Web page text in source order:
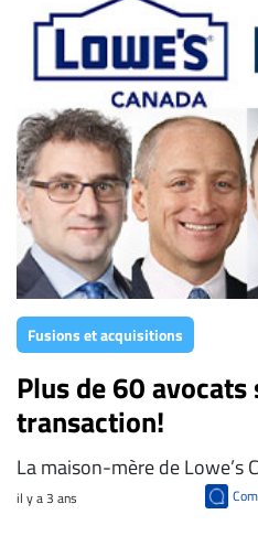
Fusions et acquisitions
Plus de 60 avocats
transaction!
La maison-mère de Lowe’s
il y a 3 ans